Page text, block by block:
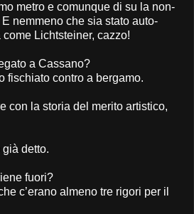
metro e comunque di su la non-
nemmeno che sia stato auto-
Lichtsteiner, cazzo!
a Cassano?
fischiato contro a bergamo.
con la storia del merito artistico,
detto.
fuori?
c’erano almeno tre rigori per il